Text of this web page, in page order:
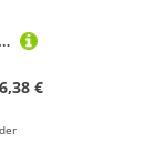
Kniehohe Stiefel für Damen, Vintage-Stil, kniehoch, Plateau, lange Stiefel, Herbst, Winter, PU-Leder, Reißverschluss, warme Stiefel
€